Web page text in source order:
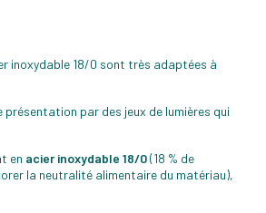
inoxydable 18/0 sont très adaptées à
par des jeux de lumières qui
en acier inoxydable 18/0(18 % de
la neutralité alimentaire du matériau),